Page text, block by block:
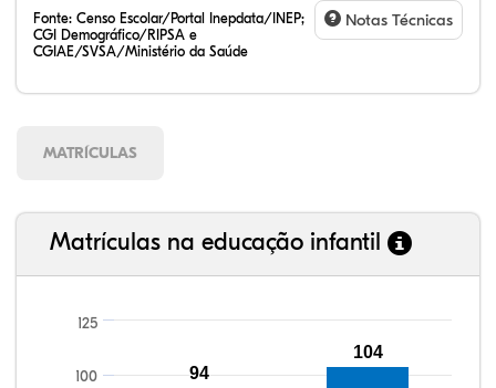
Fonte: Censo Escolar/Portal Inepdata/INEP;
CGI Demográfico/RIPSA e
CGIAE/SVSA/Ministério da Saúde
Notas Técnicas
MATRÍCULAS
Matrículas na educação infantil
100
125
94
104
93,75%
92,80%
93,45%
96,16%
81,13%
99,81%
100,00%
88,82%
92,94%
78,33%